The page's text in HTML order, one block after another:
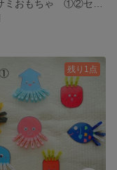
残り1点